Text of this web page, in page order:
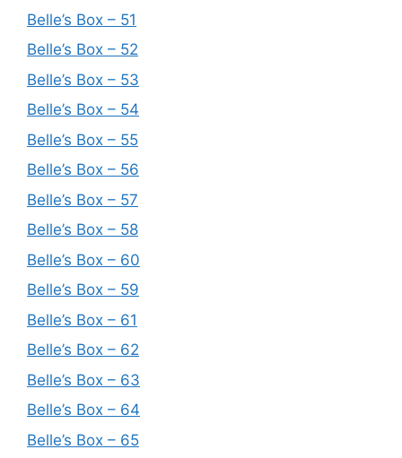
Belle’s Box – 51
Belle’s Box – 52
Belle’s Box – 53
Belle’s Box – 54
Belle’s Box – 55
Belle’s Box – 56
Belle’s Box – 57
Belle’s Box – 58
Belle’s Box – 60
Belle’s Box – 59
Belle’s Box – 61
Belle’s Box – 62
Belle’s Box – 63
Belle’s Box – 64
Belle’s Box – 65